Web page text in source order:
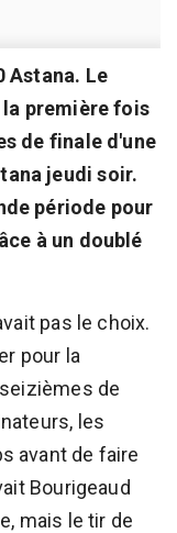
Astana. Le
première fois
de finale d'une
jeudi soir.
période pour
à un doublé
pas le choix.
pour la
de
les
avant de faire
Bourigeaud
mais le tir de